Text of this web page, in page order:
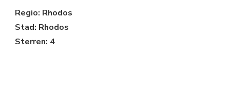
Regio: Rhodos
Stad: Rhodos
Sterren: 4